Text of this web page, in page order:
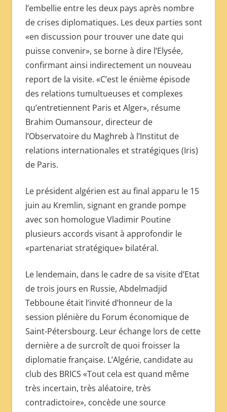
l’embellie entre les deux pays après nombre
de crises diplomatiques. Les deux parties sont
«en discussion pour trouver une date qui
puisse convenir», se borne à dire l’Elysée,
confirmant ainsi indirectement un nouveau
report de la visite. «C’est le énième épisode
des relations tumultueuses et complexes
qu’entretiennent Paris et Alger», résume
Brahim Oumansour, directeur de
l’Observatoire du Maghreb à l’Institut de
relations internationales et stratégiques (Iris)
de Paris.
Le président algérien est au final apparu le 15
juin au Kremlin, signant en grande pompe
avec son homologue Vladimir Poutine
plusieurs accords visant à approfondir le
«partenariat stratégique» bilatéral.
Le lendemain, dans le cadre de sa visite d’Etat
de trois jours en Russie, Abdelmadjid
Tebboune était l’invité d’honneur de la
session plénière du Forum économique de
Saint-Pétersbourg. Leur échange lors de cette
dernière a de surcroît de quoi froisser la
diplomatie française. L’Algérie, candidate au
club des BRICS «Tout cela est quand même
très incertain, très aléatoire, très
contradictoire», concède une source